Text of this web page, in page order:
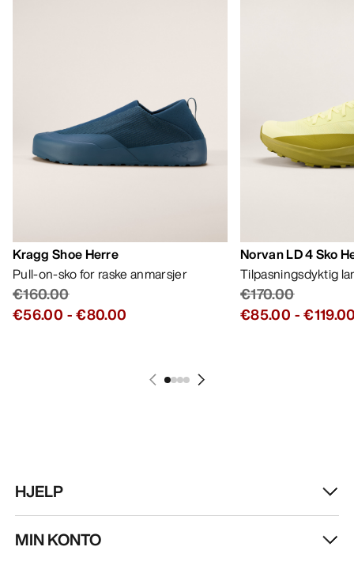
Kragg Shoe Herre
Pull-on-sko for raske anmarsjer
€160.00
€56.00 -€80.00
Norvan LD 4 Sko
Tilpasningsdyktig
€170.00
€85.00 -
HJELP
MIN KONTO